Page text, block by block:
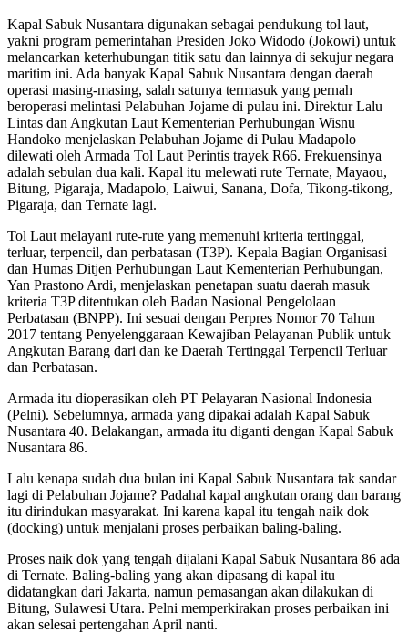
Kapal Sabuk Nusantara digunakan sebagai pendukung tol laut,
yakni program pemerintahan Presiden Joko Widodo (Jokowi) untuk
melancarkan keterhubungan titik satu dan lainnya di sekujur negara
maritim ini. Ada banyak Kapal Sabuk Nusantara dengan daerah
operasi masing-masing, salah satunya termasuk yang pernah
beroperasi melintasi Pelabuhan Jojame di pulau ini. Direktur Lalu
Lintas dan Angkutan Laut Kementerian Perhubungan Wisnu
Handoko menjelaskan Pelabuhan Jojame di Pulau Madapolo
dilewati oleh Armada Tol Laut Perintis trayek R66. Frekuensinya
adalah sebulan dua kali. Kapal itu melewati rute Ternate, Mayaou,
Bitung, Pigaraja, Madapolo, Laiwui, Sanana, Dofa, Tikong-tikong,
Pigaraja, dan Ternate lagi.
Tol Laut melayani rute-rute yang memenuhi kriteria tertinggal,
terluar, terpencil, dan perbatasan (T3P). Kepala Bagian Organisasi
dan Humas Ditjen Perhubungan Laut Kementerian Perhubungan,
Yan Prastono Ardi, menjelaskan penetapan suatu daerah masuk
kriteria T3P ditentukan oleh Badan Nasional Pengelolaan
Perbatasan (BNPP). Ini sesuai dengan Perpres Nomor 70 Tahun
2017 tentang Penyelenggaraan Kewajiban Pelayanan Publik untuk
Angkutan Barang dari dan ke Daerah Tertinggal Terpencil Terluar
dan Perbatasan.
Armada itu dioperasikan oleh PT Pelayaran Nasional Indonesia
(Pelni). Sebelumnya, armada yang dipakai adalah Kapal Sabuk
Nusantara 40. Belakangan, armada itu diganti dengan Kapal Sabuk
Nusantara 86.
Lalu kenapa sudah dua bulan ini Kapal Sabuk Nusantara tak sandar
lagi di Pelabuhan Jojame? Padahal kapal angkutan orang dan barang
itu dirindukan masyarakat. Ini karena kapal itu tengah naik dok
(docking) untuk menjalani proses perbaikan baling-baling.
Proses naik dok yang tengah dijalani Kapal Sabuk Nusantara 86 ada
di Ternate. Baling-baling yang akan dipasang di kapal itu
didatangkan dari Jakarta, namun pemasangan akan dilakukan di
Bitung, Sulawesi Utara. Pelni memperkirakan proses perbaikan ini
akan selesai pertengahan April nanti.